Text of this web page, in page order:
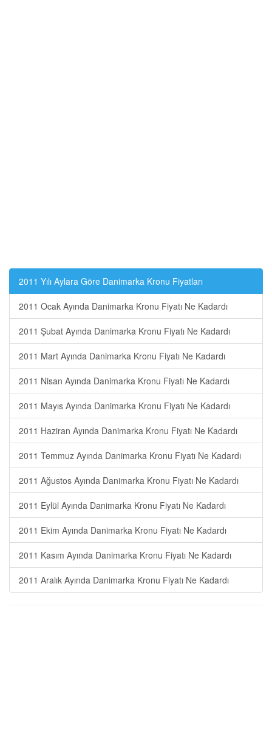
2011 Yılı Aylara Göre Danimarka Kronu Fiyatları
2011 Ocak Ayında Danimarka Kronu Fiyatı Ne Kadardı
2011 Şubat Ayında Danimarka Kronu Fiyatı Ne Kadardı
2011 Mart Ayında Danimarka Kronu Fiyatı Ne Kadardı
2011 Nisan Ayında Danimarka Kronu Fiyatı Ne Kadardı
2011 Mayıs Ayında Danimarka Kronu Fiyatı Ne Kadardı
2011 Haziran Ayında Danimarka Kronu Fiyatı Ne Kadardı
2011 Temmuz Ayında Danimarka Kronu Fiyatı Ne Kadardı
2011 Ağustos Ayında Danimarka Kronu Fiyatı Ne Kadardı
2011 Eylül Ayında Danimarka Kronu Fiyatı Ne Kadardı
2011 Ekim Ayında Danimarka Kronu Fiyatı Ne Kadardı
2011 Kasım Ayında Danimarka Kronu Fiyatı Ne Kadardı
2011 Aralık Ayında Danimarka Kronu Fiyatı Ne Kadardı